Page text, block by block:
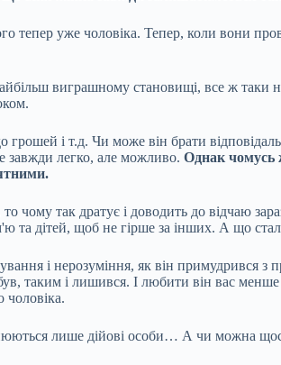
тепер уже чоловіка. Тепер, коли вони
виграшному становищі, все ж таки
і т.д. Чи може він брати
завжди легко, але можливо. Однак чомусь
чому так дратує і доводить до відчаю
та дітей, щоб не гірше за інших. А що
і нерозуміння, як він примудрився з
таким і лишився. І любити він вас
чоловіка.
лише дійові особи… А чи можна